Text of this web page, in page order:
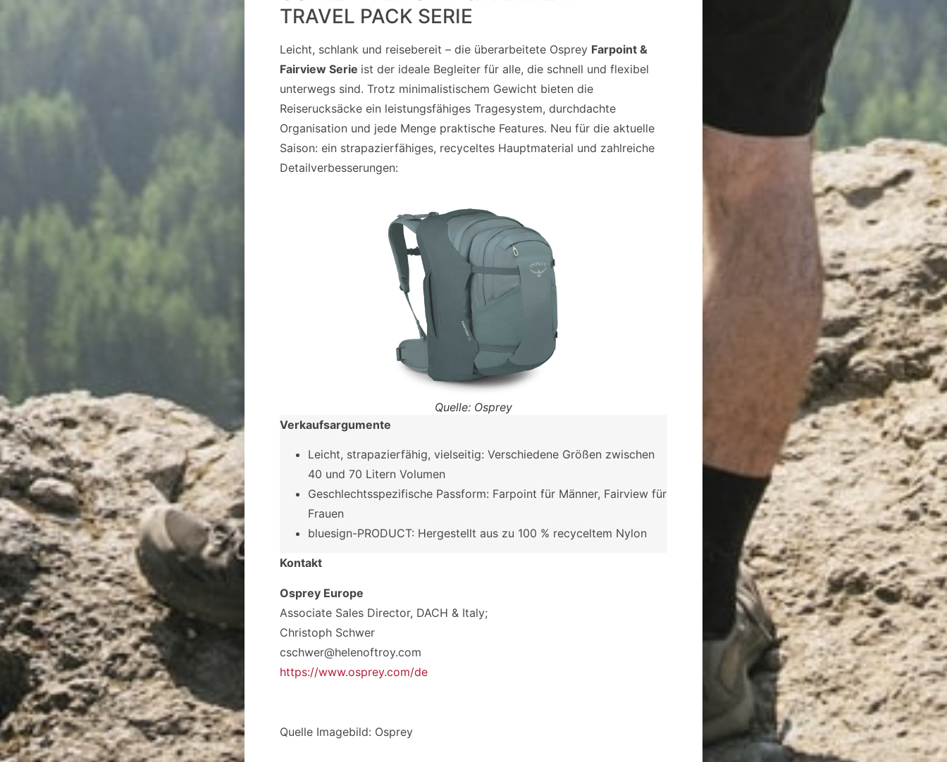
TRAVEL PACK SERIE
Leicht, schlank und reisebereit – die überarbeitete Osprey Farpoint &
Fairview Serie ist der ideale Begleiter für alle, die schnell und flexibel
unterwegs sind. Trotz minimalistischem Gewicht bieten die
Reiserucksäcke ein leistungsfähiges Tragesystem, durchdachte
Organisation und jede Menge praktische Features. Neu für die aktuelle
Saison: ein strapazierfähiges, recyceltes Hauptmaterial und zahlreiche
Detailverbesserungen:
Quelle: Osprey
Verkaufsargumente
Leicht, strapazierfähig, vielseitig: Verschiedene Größen zwischen
40 und 70 Litern Volumen
Geschlechtsspezifische Passform: Farpoint für Männer, Fairview für
Frauen
bluesign-PRODUCT: Hergestellt aus zu 100 % recyceltem Nylon
Kontakt
Osprey Europe
Associate Sales Director, DACH & Italy;
Christoph Schwer
cschwer@helenoftroy.com
https://www.osprey.com/de
Quelle Imagebild: Osprey